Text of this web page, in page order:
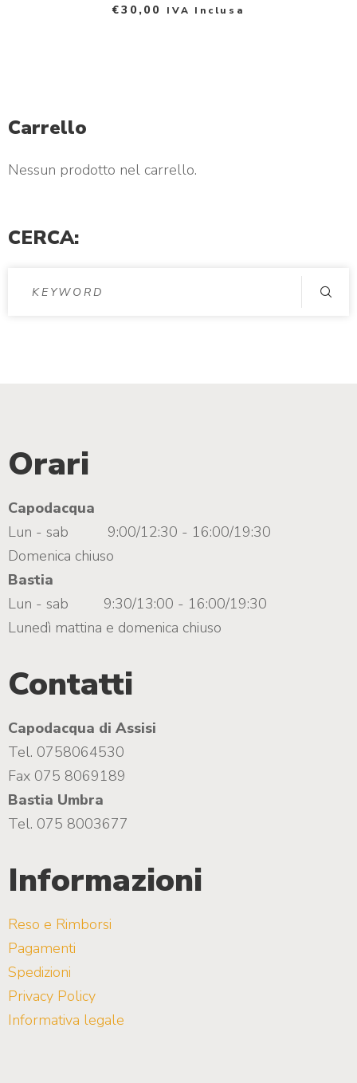
€30,00 IVA Inclusa
Carrello
Nessun prodotto nel carrello.
CERCA:
Orari
Capodacqua
Lun - sab
9:00/12:30 - 16:00/19:30
Domenica chiuso
Bastia
Lun - sab
9:30/13:00 - 16:00/19:30
Lunedì mattina e domenica chiuso
Contatti
Capodacqua di Assisi
Tel. 0758064530
Fax 075 8069189
Bastia Umbra
Tel. 075 8003677
Informazioni
Reso e Rimborsi
Pagamenti
Spedizioni
Privacy Policy
Informativa legale